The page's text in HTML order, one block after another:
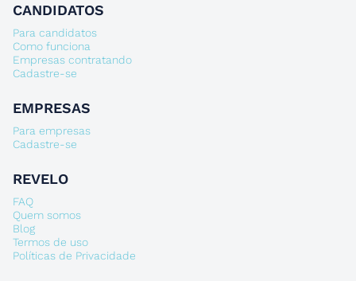
CANDIDATOS
Para candidatos
Como funciona
Empresas contratando
Cadastre-se
EMPRESAS
Para empresas
Cadastre-se
REVELO
FAQ
Quem somos
Blog
Termos de uso
Políticas de Privacidade